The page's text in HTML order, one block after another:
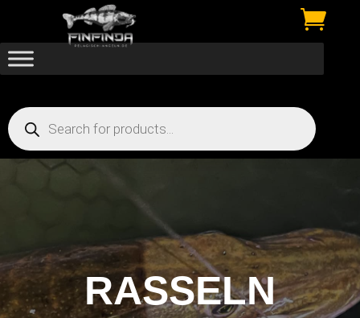

Products
search
RASSELN